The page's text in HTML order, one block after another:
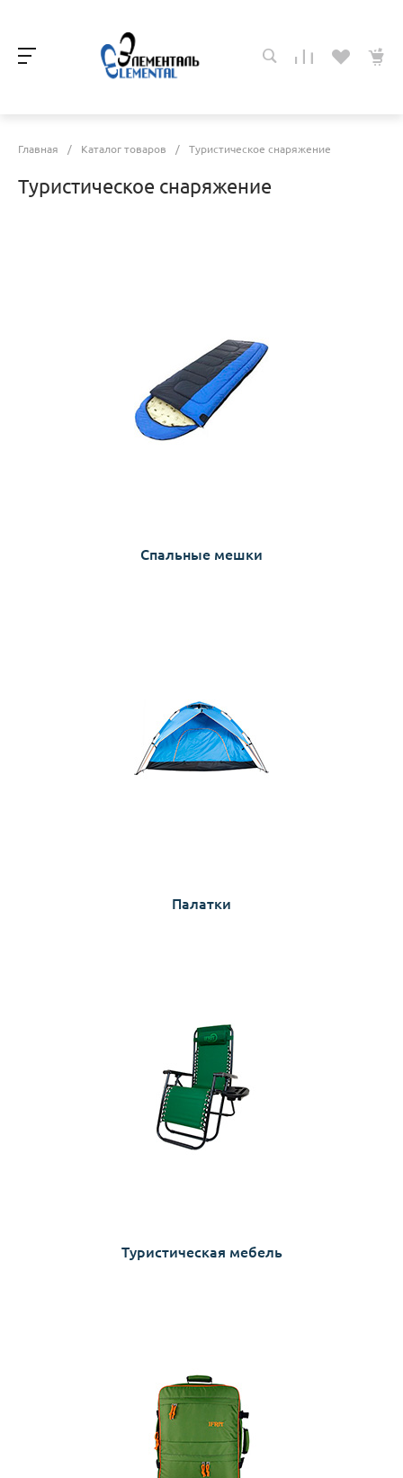
Главная / Каталог товаров / Туристическое снаряжение
Туристическое снаряжение
Спальные мешки
Палатки
Туристическая мебель